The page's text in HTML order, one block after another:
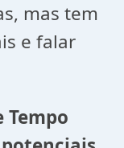
mas tem
e falar
Tempo